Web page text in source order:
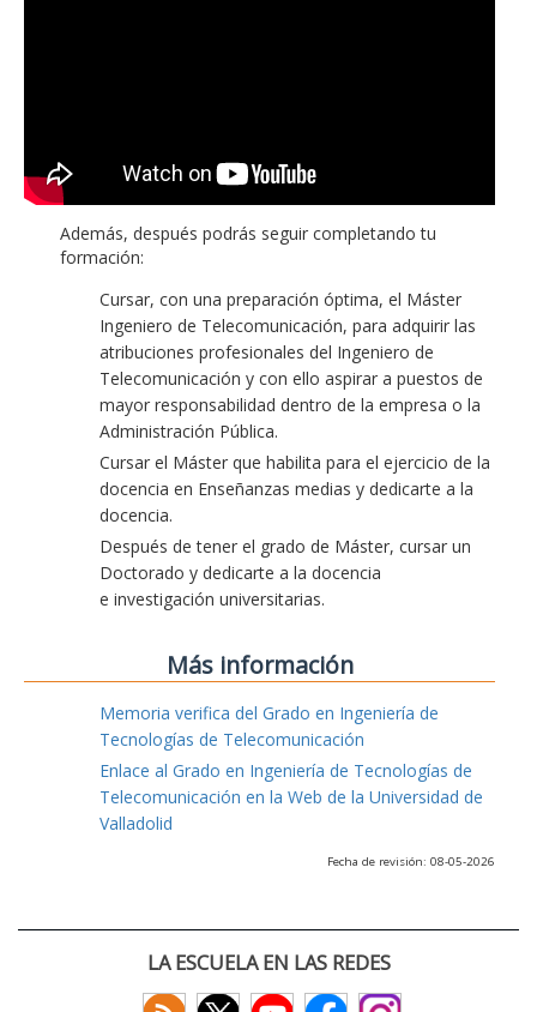
Además, después podrás seguir completando tu
formación:
Cursar, con una preparación óptima, el Máster
Ingeniero de Telecomunicación, para adquirir las
atribuciones profesionales del Ingeniero de
Telecomunicación y con ello aspirar a puestos de
mayor responsabilidad dentro de la empresa o la
Administración Pública.
Cursar el Máster que habilita para el ejercicio de la
docencia en Enseñanzas medias y dedicarte a la
docencia.
Después de tener el grado de Máster, cursar un
Doctorado y dedicarte a la docencia
e investigación universitarias.
Más información
Memoria verifica del Grado en Ingeniería de
Tecnologías de Telecomunicación
Enlace al Grado en Ingeniería de Tecnologías de
Telecomunicación en la Web de la Universidad de
Valladolid
Fecha de revisión: 08-05-2026
LA ESCUELA EN LAS REDES